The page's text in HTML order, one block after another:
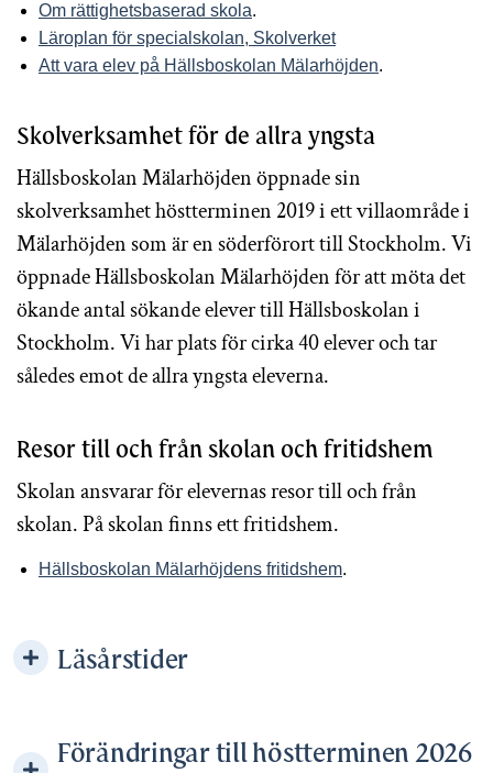
Om rättighetsbaserad skola.
Läroplan för specialskolan, Skolverket
Att vara elev på Hällsboskolan Mälarhöjden.
Skolverksamhet för de allra yngsta
Hällsboskolan Mälarhöjden öppnade sin
skolverksamhet höstterminen 2019 i ett villaområde i
Mälarhöjden som är en söderförort till Stockholm. Vi
öppnade Hällsboskolan Mälarhöjden för att möta det
ökande antal sökande elever till Hällsboskolan i
Stockholm. Vi har plats för cirka 40 elever och tar
således emot de allra yngsta eleverna.
Resor till och från skolan och fritidshem
Skolan ansvarar för elevernas resor till och från
skolan. På skolan finns ett fritidshem.
Hällsboskolan Mälarhöjdens fritidshem.
Läsårstider
Förändringar till höstterminen 2026